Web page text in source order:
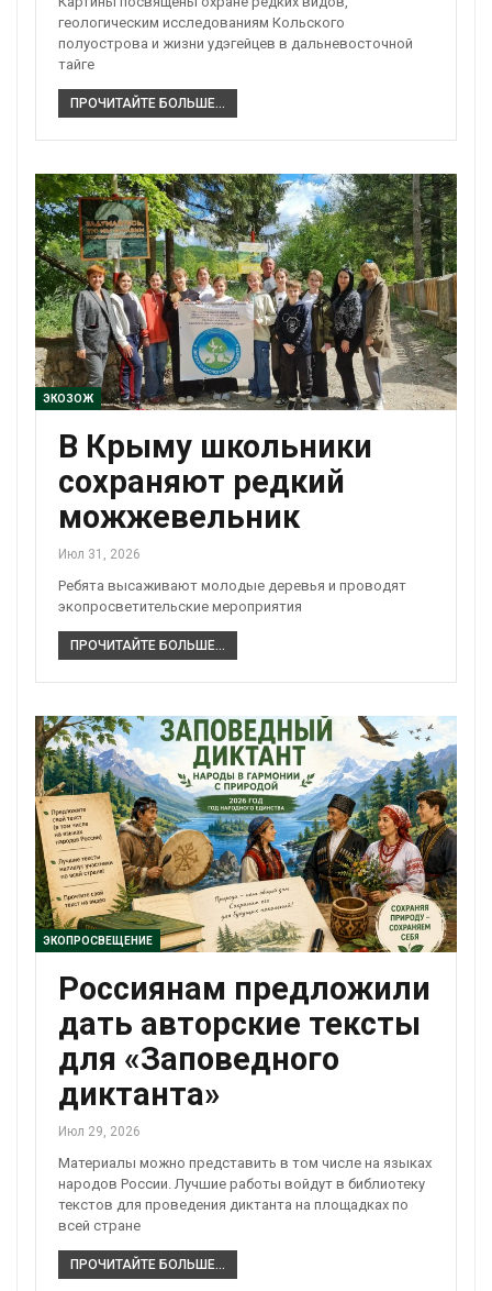
геологическим исследованиям Кольского
полуострова и жизни удэгейцев в дальневосточной
тайге
ПРОЧИТАЙТЕ БОЛЬШЕ...
ЭКОЗОЖ
В Крыму школьники
сохраняют редкий
можжевельник
Июл 31, 2026
Ребята высаживают молодые деревья и проводят
экопросветительские мероприятия
ПРОЧИТАЙТЕ БОЛЬШЕ...
ЭКОПРОСВЕЩЕНИЕ
Россиянам предложили
дать авторские тексты
для «Заповедного
диктанта»
Июл 29, 2026
Материалы можно представить в том числе на языках
народов России. Лучшие работы войдут в библиотеку
текстов для проведения диктанта на площадках по
всей стране
ПРОЧИТАЙТЕ БОЛЬШЕ...